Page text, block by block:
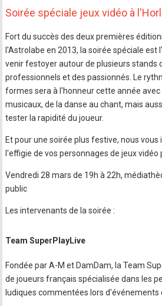
Soirée spéciale jeux vidéo à
Fort du succès des deux premières
l'Astrolabe en 2013, la soirée spéciale est
venir festoyer autour de plusieurs stands
professionnels et des passionnés. Le
formes sera à l'honneur cette année
musicaux, de la danse au chant, mais
tester la rapidité du joueur.
Et pour une soirée plus festive, nous
l'effigie de vos personnages de jeux vidéo
Vendredi 28 mars de 19h à 22h,
public
Les intervenants de la soirée :
Team SuperPlayLive
Fondée par A-M et DamDam, la Team
de joueurs français spécialisée dans les
ludiques commentées lors d'événements